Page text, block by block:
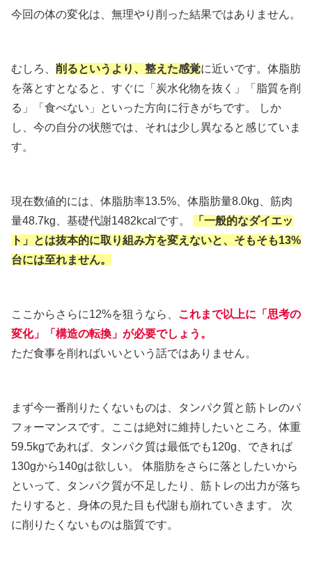
今回の体の変化は、無理やり削った結果ではありません。
むしろ、 削るというより、整えた感覚に近いです。体脂肪
を落とすとなると、すぐに「炭水化物を抜く」「脂質を削
る」「食べない」といった方向に行きがちです。 しか
し、今の自分の状態では、それは少し異なると感じていま
す。
現在数値的には、体脂肪率13.5%、体脂肪量8.0kg、筋肉
量48.7kg、基礎代謝1482kcalです。
「一般的なダイエッ
ト」とは抜本的に取り組み方を変えないと、そもそも13%
台には至れません。
ここからさらに12%を狙うなら、 これまで以上に「思考の
変化」「構造の転換」が必要でしょう。
ただ食事を削ればいいという話ではありません。
まず今一番削りたくないものは、タンパク質と筋トレのパ
フォーマンスです。ここは絶対に維持したいところ。体重
59.5kgであれば、タンパク質は最低でも120g、できれば
130gから140gは欲しい。 体脂肪をさらに落としたいから
といって、タンパク質が不足したり、筋トレの出力が落ち
たりすると、身体の見た目も代謝も崩れていきます。 次
に削りたくないものは脂質です。